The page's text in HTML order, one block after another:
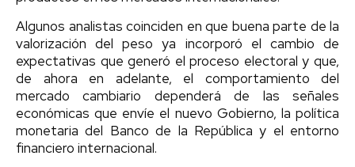
Algunos analistas coinciden en que buena parte de la
valorización del peso ya incorporó el cambio de
expectativas que generó el proceso electoral y que,
de ahora en adelante, el comportamiento del
mercado cambiario dependerá de las señales
económicas que envíe el nuevo Gobierno, la política
monetaria del Banco de la República y el entorno
financiero internacional.